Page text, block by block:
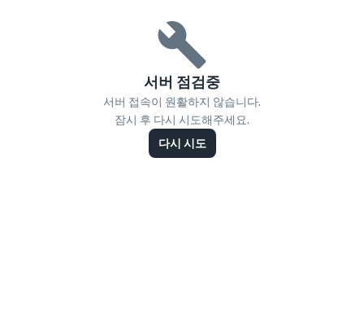
서버 점검중
서버 접속이 원활하지 않습니다.
잠시 후 다시 시도해주세요.
다시 시도